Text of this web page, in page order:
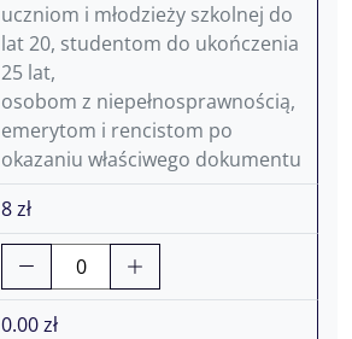
uczniom i młodzieży szkolnej do
lat 20, studentom do ukończenia
25 lat,
osobom z niepełnosprawnością,
emerytom i rencistom po
okazaniu właściwego dokumentu
8 zł
0.00zł